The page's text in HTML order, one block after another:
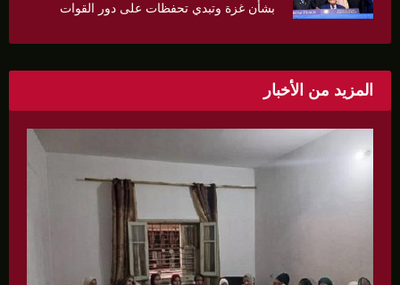
بشأن غزة وتبدي تحفظات على دور القوات
المزيد من الأخبار